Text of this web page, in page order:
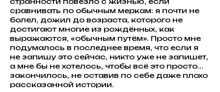
сравнивать по обычным меркам: я почти не
болел, дожил до возраста, которого не
достигают многие из рождённых, как
выражаются, «обычным путём». Просто мне
подумалось в последнее время, что если я
не запишу это сейчас, никто уже не запишет,
а мне бы не хотелось, чтобы всё это просто...
закончилось, не оставив по себе даже плохо
рассказанной истории.